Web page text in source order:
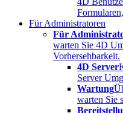
Für Administratoren
Für
warten Sie 4D
Vorhersehbarkeit.
4D Server
Server
Wartung
warten Sie